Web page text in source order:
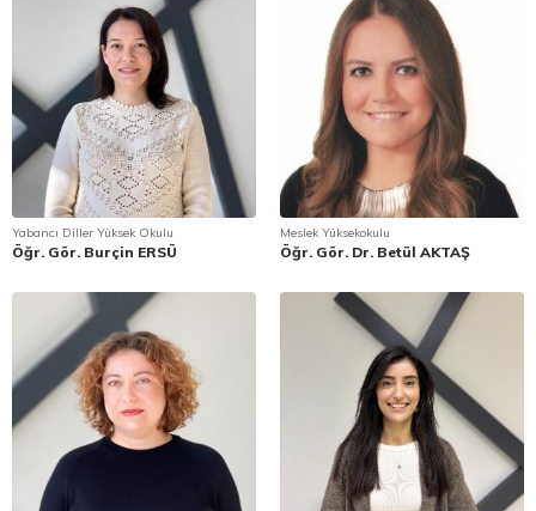
Yabancı Diller Yüksek Okulu
Öğr. Gör. Burçin ERSÜ
Meslek Yüksekokulu
Öğr. Gör. Dr. Betül AKTAŞ